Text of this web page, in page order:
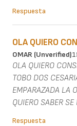
Respuesta
OLA QUIERO
OMAR (unverified)
OLA QUIERO
TOBO DOS
EMPARAZADA LA
QUIERO SABER SE
Respuesta